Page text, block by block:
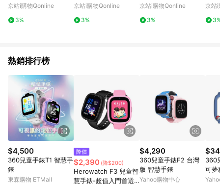
錶/瑞士製造 SUSB421
京站i購物Qonline
3%
錶 安全防水/瑞士製造
京站i購物Qonline
3%
京站i購物Qonline
3%
京站i
熱銷排行榜
$4,500
360兒童手錶T1 智慧手
錶
東森購物 ETMall
降價
$2,390 (降$200)
Herowatch F3 兒童智
慧手錶-超值入門首選F
$4,290
360兒童手錶F2 台灣
版 智慧手錶
Yahoo購物中心
360
可夢